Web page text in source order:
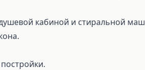
кабиной и стиральной